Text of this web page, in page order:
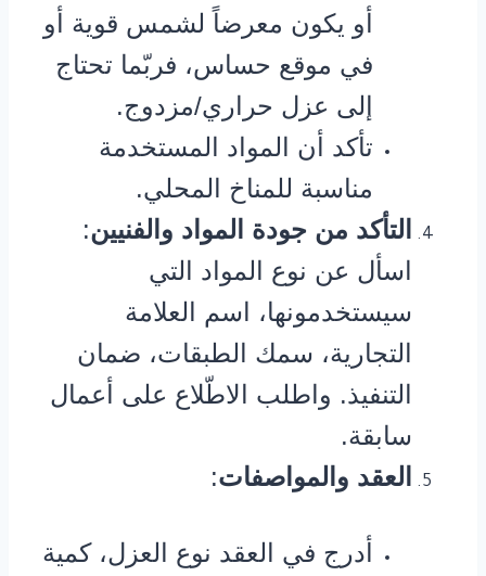
أو يكون معرضاً لشمس قوية أو
في موقع حساس، فربّما تحتاج
إلى عزل حراري/مزدوج.
تأكد أن المواد المستخدمة
مناسبة للمناخ المحلي.
التأكد من جودة المواد والفنيين:
اسأل عن نوع المواد التي
سيستخدمونها، اسم العلامة
التجارية، سمك الطبقات، ضمان
التنفيذ. واطلب الاطّلاع على أعمال
سابقة.
العقد والمواصفات:
أدرج في العقد نوع العزل، كمية